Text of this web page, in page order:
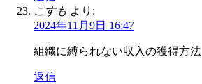
こすも より:
2024年11月9日 16:47
組織に縛られない収入の獲得方法
返信